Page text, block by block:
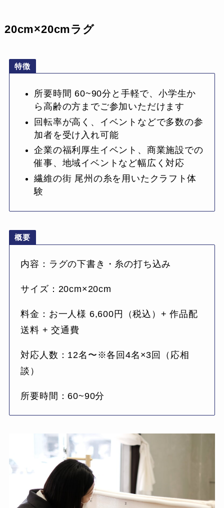
20cm×20cmラグ
特徴
所要時間 60~90分と手軽で、小学生か
ら高齢の方までご参加いただけます
回転率が高く、イベントなどで多数の参
加者を受け入れ可能
企業の福利厚生イベント、商業施設での
催事、地域イベントなど幅広く対応
繊維の街 尾州の糸を用いたクラフト体
験
概要
内容：ラグの下書き・糸の打ち込み
サイズ：20cm×20cm
料金：お一人様 6,600円（税込）+ 作品配
送料 + 交通費
対応人数：12名〜※各回4名×3回（応相
談）
所要時間：60~90分